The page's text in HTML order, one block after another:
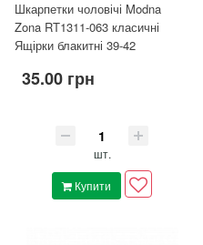
Шкарпетки чоловічі Modna
Zona RT1311-063 класичні
Ящірки блакитні 39-42
35.00 грн
шт.
Купити